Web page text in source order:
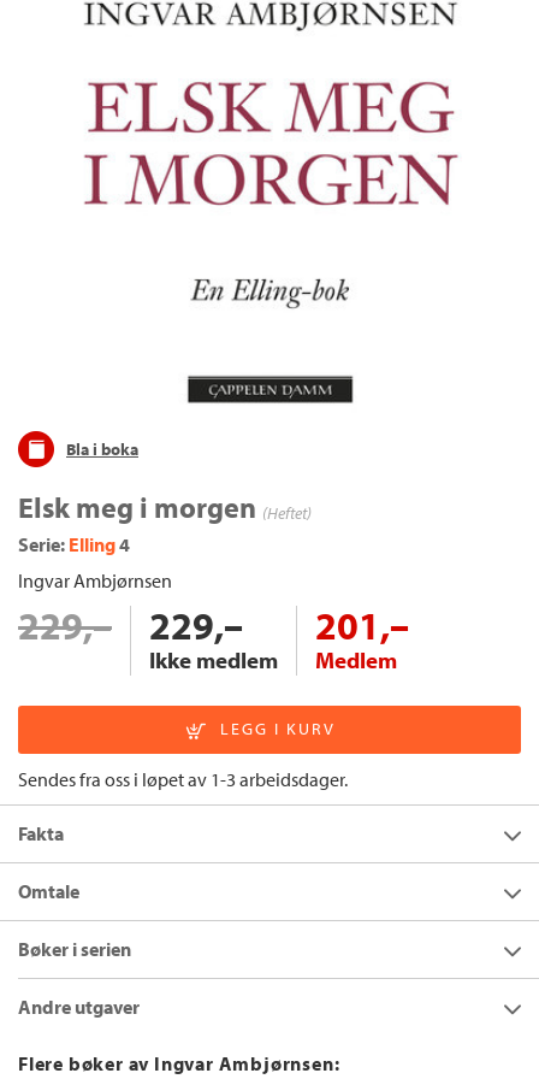
Bla i boka
Elsk meg i morgen (Heftet)
Serie: Elling4
Ingvar Ambjørnsen
229,– 229,–
Ikke medlem
201,–
Medlem
Sendes fra oss i løpet av 1-3 arbeidsdager.
Fakta
Forfatter:
Innbinding:
Utgivelsesår: 2019
ISBN/EAN: 9788202639808
Omtale
Elsk meg i morgen
humoristisk roman om kjærlighetens evne til å forvandle oss. I
hvert fall i teorien.
I seriens fjerde bok opplever Elling igjen at virkeligheten er på
Bøker i serien
Andre utgaver
Elsk meg i morgen
Flere bøker av Ingvar Ambjørnsen: